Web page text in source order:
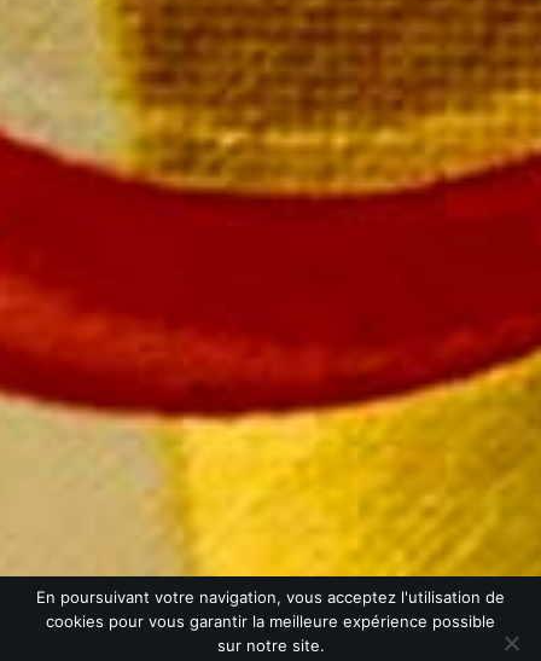
© Champagne Mailly |Mentions légales|CGV| Création :
Monogramme
L’ABUS D’ALCOOL EST DANGEREUX POUR LA SANTÉ. CONSOMMER AVEC
MODÉRATION.
En poursuivant votre navigation, vous acceptez l'utilisation de
cookies pour vous garantir la meilleure expérience possible
sur notre site.